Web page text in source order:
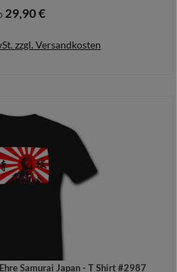
Preis:
29,90 €
zzgl. Versandkosten
Details
Samurai Japan - T Shirt #2987